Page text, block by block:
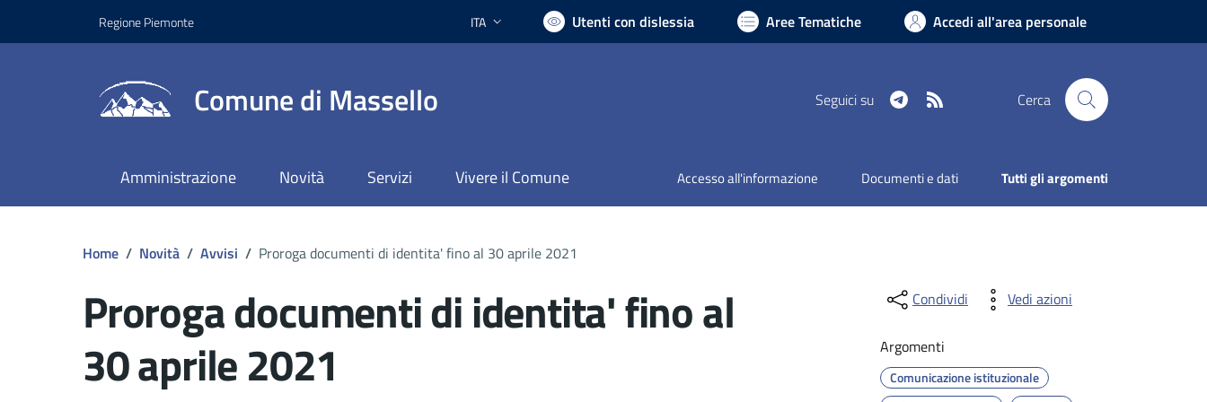
Regione Piemonte Lingua attiva:
ITA Utenti con dislessia Aree Tematiche Accedi all'area personale
Comune di Massello Seguici su Telegram Cerca
Amministrazione Novità Servizi Vivere il Comune Accesso all'informazione Documenti e dati Tutti gli argomenti
Home / Novità / Avvisi / Proroga documenti di identita' fino al 30 aprile 2021
Proroga documenti di identita' fino al
30 aprile 2021
Condividi Vedi azioni
Argomenti
Comunicazione istituzionale